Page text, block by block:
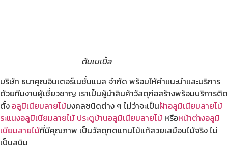
ต้นเมเปิ้ล
บริษัท ธนาคูณอินเตอร์เนชั่นแนล จำกัด พร้อมให้คำแนะนำและบริการ
ด้วยทีมงานผู้เชี่ยวชาญ เราเป็นผู้นำสินค้าวัสดุก่อสร้างพร้อมบริการติด
ตั้ง อลูมิเนียมลายไม้มงคลชนิดต่าง ๆ ไม่ว่าจะเป็นฝ้าอลูมิเนียมลายไม้
ระแนงอลูมิเนียมลายไม้ ประตูบ้านอลูมิเนียมลายไม้ หรือหน้าต่างอลูมิ
เนียมลายไม้ที่มีคุณภาพ เป็นวัสดุทดแทนไม้แท้สวยเสมือนไม้จริง ไม่
เป็นสนิม